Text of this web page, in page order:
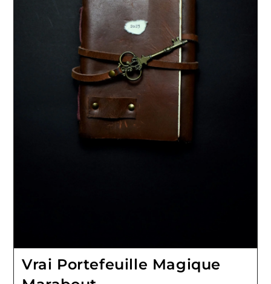
Vrai Portefeuille Magique